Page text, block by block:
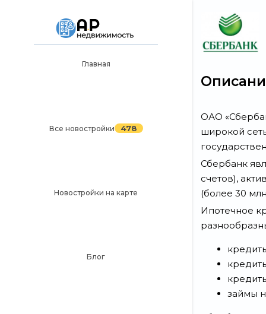
Главная
Все новостройки 478
Новостройки на карте
Блог
Рекламодателям
ОАО
широкой
Сбербанк
счетов),
(более 30
Ипотечное
займы